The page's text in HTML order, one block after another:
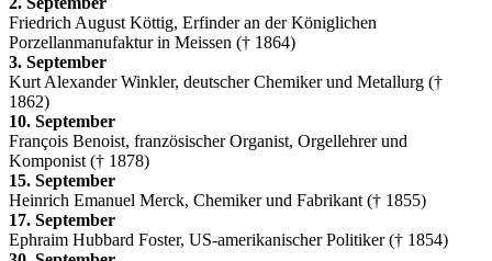
Friedrich August Köttig, Erfinder an der Königlichen
Porzellanmanufaktur in Meissen († 1864)
3. September
Kurt Alexander Winkler, deutscher Chemiker und Metallurg (†
1862)
10. September
François Benoist, französischer Organist, Orgellehrer und
Komponist († 1878)
15. September
Heinrich Emanuel Merck, Chemiker und Fabrikant († 1855)
17. September
Ephraim Hubbard Foster, US-amerikanischer Politiker († 1854)